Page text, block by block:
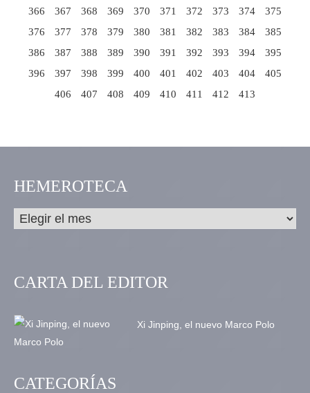
366
367 368 369 370 371 372 373 374
375
376
377 378 379 380 381 382 383 384
385
386
387 388 389 390 391 392 393 394
395
396
397 398 399 400 401 402 403 404
405
406
407 408 409 410 411 412 413
HEMEROTECA
CARTA DEL EDITOR
Xi Jinping, el nuevo Marco Polo
CATEGORÍAS